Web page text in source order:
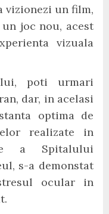
vizionezi un film,
joc nou, acest
vizuala
poti urmari
dar, in acelasi
optima de
realizate in
a Spitalului
s-a demonstat
ocular in